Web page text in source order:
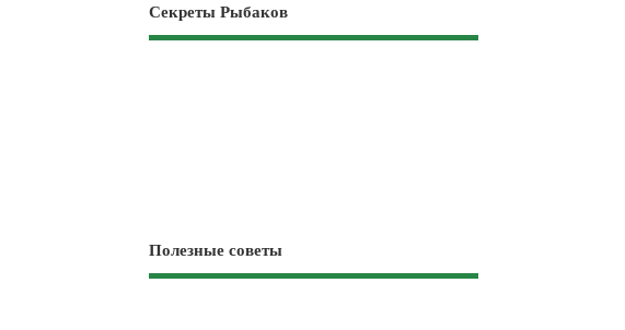
Секреты Рыбаков
Полезные советы